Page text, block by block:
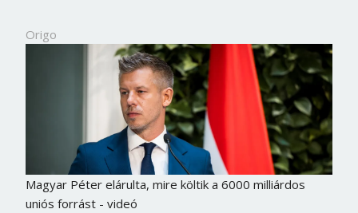
Origo
Magyar Péter elárulta, mire költik a 6000 milliárdos
uniós forrást - videó